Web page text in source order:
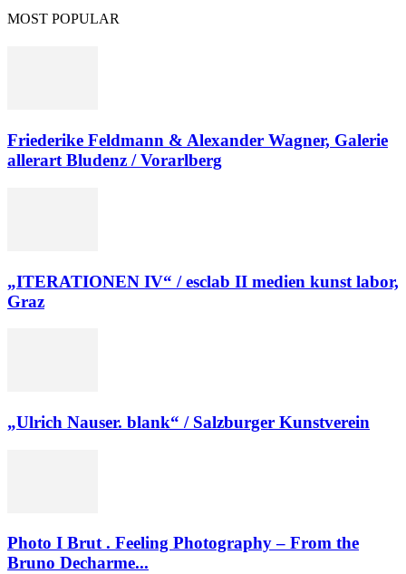
MOST POPULAR
Friederike Feldmann & Alexander Wagner, Galerie
allerart Bludenz / Vorarlberg
„ITERATIONEN IV“ / esclab II medien kunst labor,
Graz
„Ulrich Nauser. blank“ / Salzburger Kunstverein
Photo I Brut . Feeling Photography – From the
Bruno Decharme...